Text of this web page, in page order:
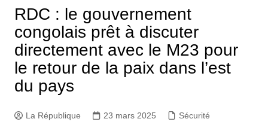
RDC : le gouvernement
congolais prêt à discuter
directement avec le M23 pour
le retour de la paix dans l’est
du pays
La République 23 mars 2025 Sécurité